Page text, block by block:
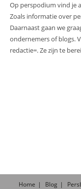
Op perspodium vind je
Zoals informatie over
Daarnaast gaan we
ondernemers of blogs.
redactie=. Ze zijn te
Home Blog